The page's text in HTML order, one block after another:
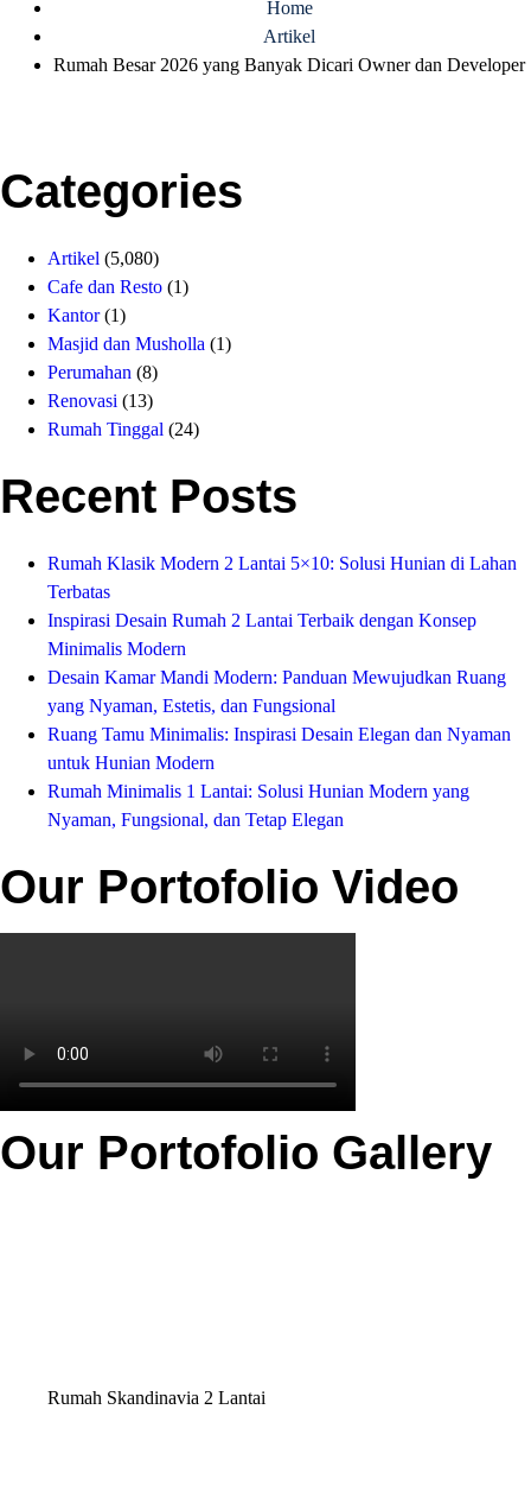
Home
Artikel
Rumah Besar 2026 yang Banyak Dicari Owner dan Developer
Categories
Artikel (5,080)
Cafe dan Resto (1)
Kantor(1)
Masjid dan Musholla (1)
Perumahan (8)
Renovasi (13)
Rumah Tinggal (24)
Recent Posts
Rumah Klasik Modern 2 Lantai 5×10: Solusi Hunian di Lahan
Terbatas
Inspirasi Desain Rumah 2 Lantai Terbaik dengan Konsep
Minimalis Modern
Desain Kamar Mandi Modern: Panduan Mewujudkan Ruang
yang Nyaman, Estetis, dan Fungsional
Ruang Tamu Minimalis: Inspirasi Desain Elegan dan Nyaman
untuk Hunian Modern
Rumah Minimalis 1 Lantai: Solusi Hunian Modern yang
Nyaman, Fungsional, dan Tetap Elegan
Our Portofolio Video
Our Portofolio Gallery
Rumah Skandinavia 2 Lantai